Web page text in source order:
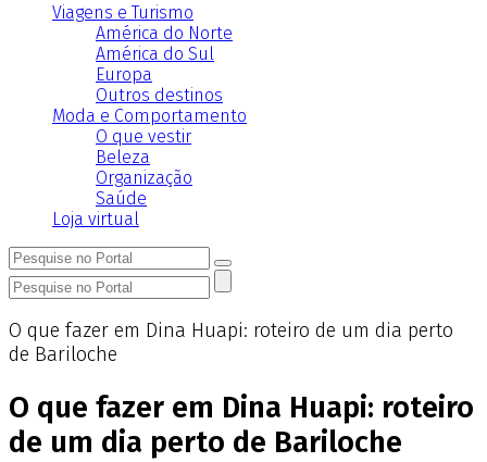
Viagens e Turismo
América do Norte
América do Sul
Europa
Outros destinos
Moda e Comportamento
O que vestir
Beleza
Organização
Saúde
Loja virtual
O que fazer em Dina Huapi: roteiro de um dia perto
de Bariloche
O que fazer em Dina Huapi: roteiro
de um dia perto de Bariloche